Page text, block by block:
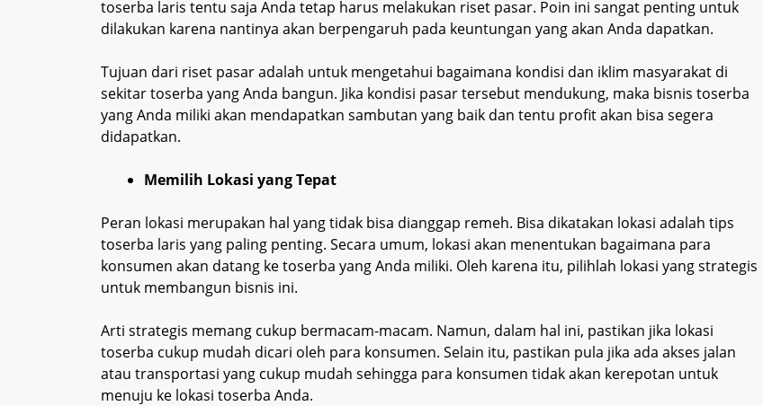
toserba laris tentu saja Anda tetap harus melakukan riset pasar. Poin ini sangat penting untuk
dilakukan karena nantinya akan berpengaruh pada keuntungan yang akan Anda dapatkan.
Tujuan dari riset pasar adalah untuk mengetahui bagaimana kondisi dan iklim masyarakat di
sekitar toserba yang Anda bangun. Jika kondisi pasar tersebut mendukung, maka bisnis toserba
yang Anda miliki akan mendapatkan sambutan yang baik dan tentu profit akan bisa segera
didapatkan.
Memilih Lokasi yang Tepat
Peran lokasi merupakan hal yang tidak bisa dianggap remeh. Bisa dikatakan lokasi adalah tips
toserba laris yang paling penting. Secara umum, lokasi akan menentukan bagaimana para
konsumen akan datang ke toserba yang Anda miliki. Oleh karena itu, pilihlah lokasi yang strategis
untuk membangun bisnis ini.
Arti strategis memang cukup bermacam-macam. Namun, dalam hal ini, pastikan jika lokasi
toserba cukup mudah dicari oleh para konsumen. Selain itu, pastikan pula jika ada akses jalan
atau transportasi yang cukup mudah sehingga para konsumen tidak akan kerepotan untuk
menuju ke lokasi toserba Anda.